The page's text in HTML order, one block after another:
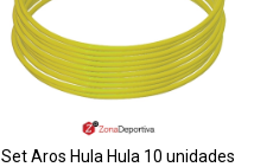
Set Aros Hula Hula 10 unidades